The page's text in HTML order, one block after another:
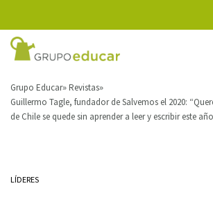
Grupo Educar Revistas
Guillermo Tagle, fundador de Salvemos el 2020:
de Chile se quede sin aprender a leer y escribir este
LÍDERES